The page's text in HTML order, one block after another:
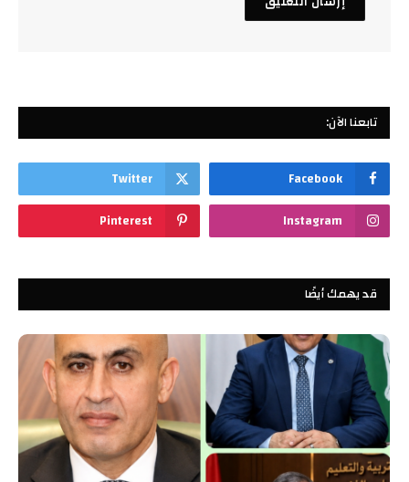
تابعنا الآن:
Facebook
Twitter
Instagram
Pinterest
قد يهمك أيضًا